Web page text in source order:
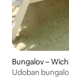
Bungalov –
Udoban